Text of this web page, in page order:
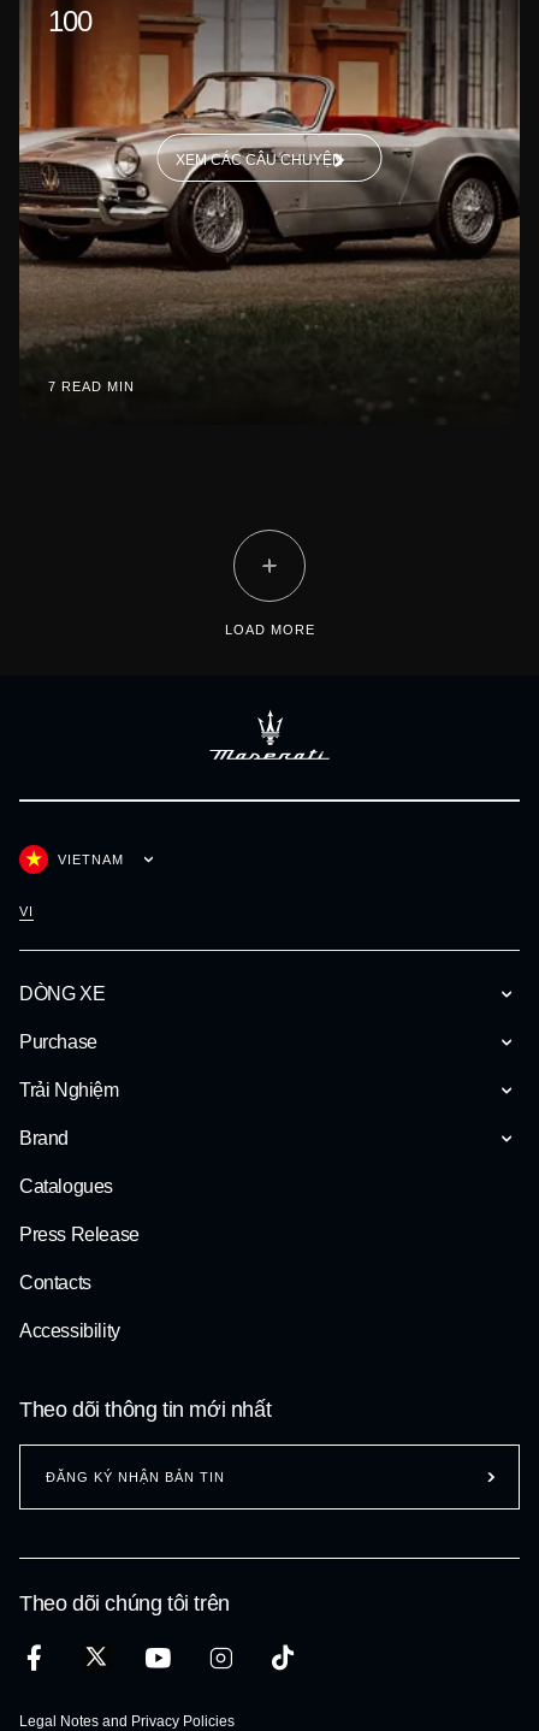
100
7 READ MIN
XEM CÁC CÂU CHUYỆN
LOAD MORE
DÒNG XE
Purchase
Trải Nghiệm
Brand
Catalogues
Press Release
Contacts
Accessibility
VIETNAM
VI
Theo dõi chúng tôi trên
Legal Notes and Privacy Policies
Theo dõi thông tin mới nhất
ĐĂNG KÝ NHẬN BẢN TIN